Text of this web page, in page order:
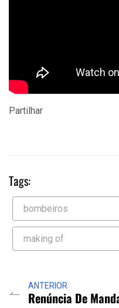
Partilhar
Tags:
bombeiros
making of
ANTERIOR
Renúncia De